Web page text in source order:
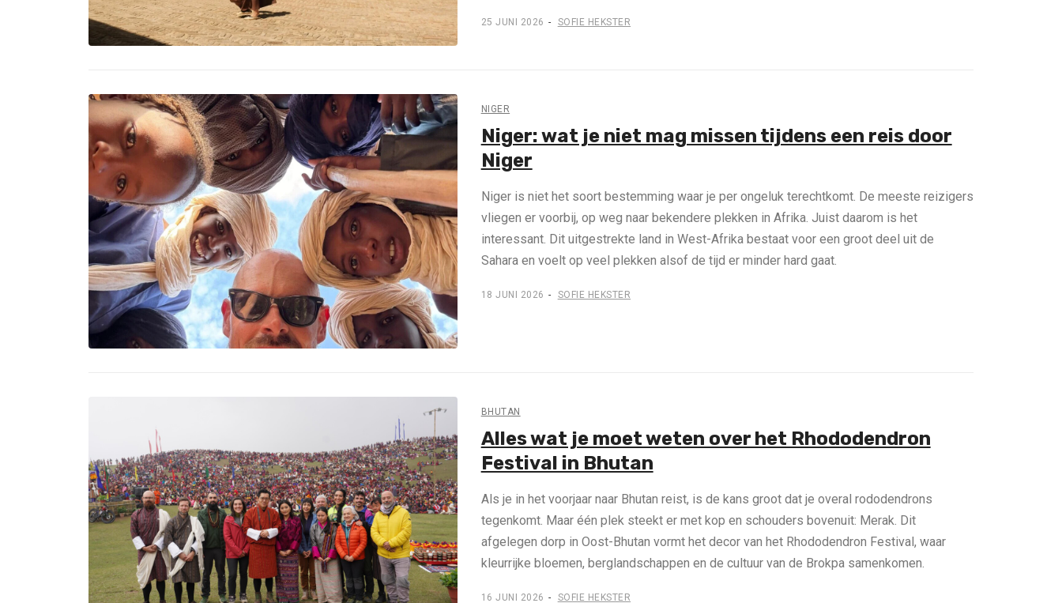
25 JUNI 2026 SOFIE HEKSTER
NIGER
Niger: wat je niet mag missen tijdens een reis door
Niger
Niger is niet het soort bestemming waar je per ongeluk terechtkomt. De meeste reizigers
vliegen er voorbij, op weg naar bekendere plekken in Afrika. Juist daarom is het
interessant. Dit uitgestrekte land in West-Afrika bestaat voor een groot deel uit de
Sahara en voelt op veel plekken alsof de tijd er minder hard gaat.
18 JUNI 2026 SOFIE HEKSTER
BHUTAN
Alles wat je moet weten over het Rhododendron
Festival in Bhutan
Als je in het voorjaar naar Bhutan reist, is de kans groot dat je overal rododendrons
tegenkomt. Maar één plek steekt er met kop en schouders bovenuit: Merak. Dit
afgelegen dorp in Oost-Bhutan vormt het decor van het Rhododendron Festival, waar
kleurrijke bloemen, berglandschappen en de cultuur van de Brokpa samenkomen.
16 JUNI 2026 SOFIE HEKSTER